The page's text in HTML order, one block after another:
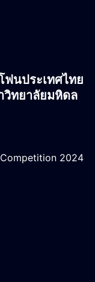
นประเทศไทย
วิทยาลัยมหิดล